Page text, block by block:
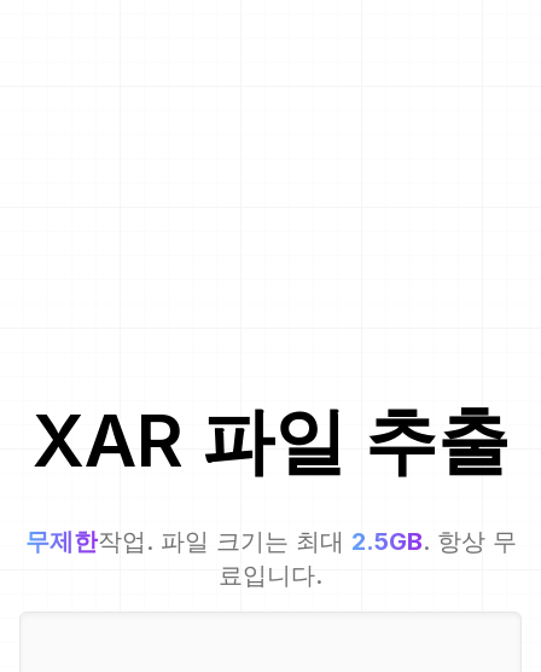
XAR 파일 추출
무제한작업. 파일 크기는 최대 2.5GB. 항상 무
료입니다.